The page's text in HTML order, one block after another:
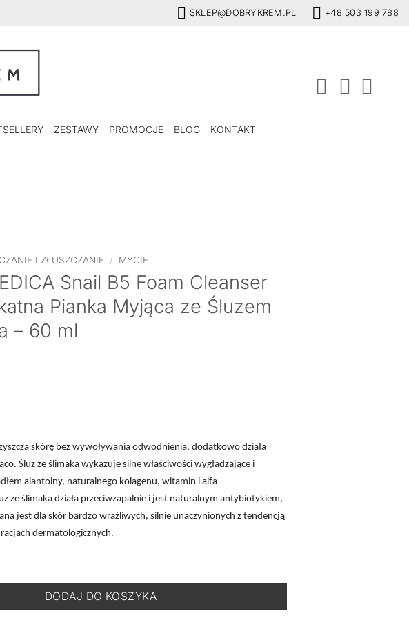
SKLEP@DOBRYKREM.PL +48 503 199 788
ZESTAWY PROMOCJE BLOG KONTAKT
I ZŁUSZCZANIE / MYCIE
Snail B5 Foam Cleanser
Pianka Myjąca ze Śluzem
– 60 ml
skórę bez wywoływania odwodnienia, dodatkowo działa
Śluz ze ślimaka wykazuje silne właściwości wygładzające i
alantoiny, naturalnego kolagenu, witamin i alfa-
ze ślimaka działa przeciwzapalnie i jest naturalnym antybiotykiem,
jest dla skór bardzo wrażliwych, silnie unaczynionych z tendencją
dermatologicznych.
Snail B5 Foam Cleanser Mini -Delikatna Pianka Myjąca ze Śluzem ze Ślimaka - 60 ml
DODAJ DO KOSZYKA